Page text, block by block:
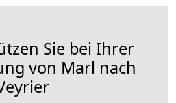
Sie bei Ihrer
von Marl nach